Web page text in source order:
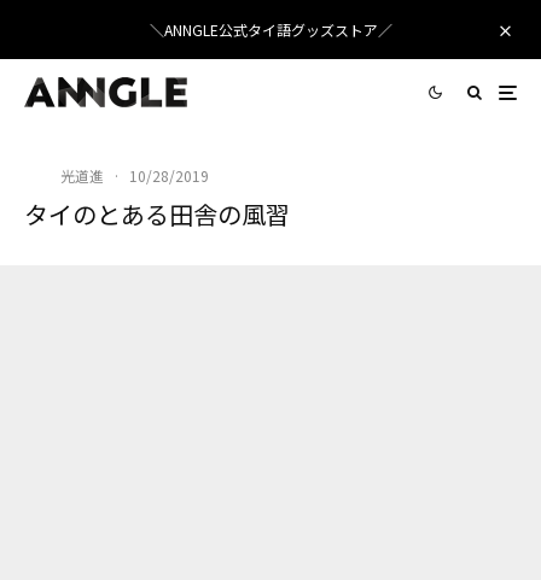
＼ANNGLE公式タイ語グッズストア／
光道進 · 10/28/2019
タイのとある田舎の風習